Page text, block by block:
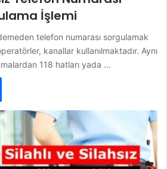
İşlemi
telefon numarası sorgulamak
kanallar kullanılmaktadır. Aynı
118 hatları yada …